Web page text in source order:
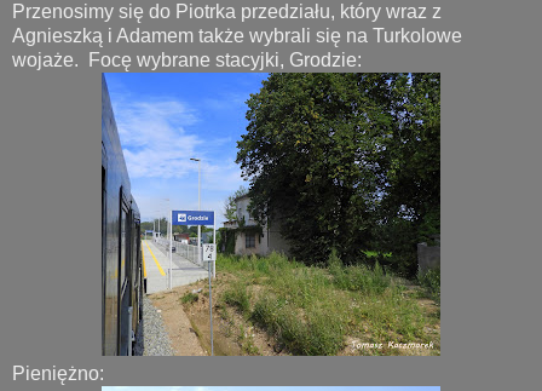
Przenosimy się do Piotrka przedziału, który wraz z
Agnieszką i Adamem także wybrali się na Turkolowe
wojaże. Focę wybrane stacyjki, Grodzie:
Pieniężno: